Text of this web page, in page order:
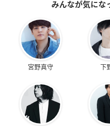
みんなが気にな
宮野真守 下